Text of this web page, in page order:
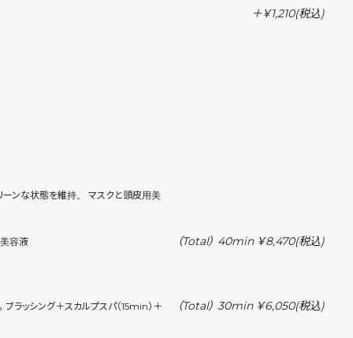
＋￥1,210(税込)
ーンな状態を維持。 マスクと頭皮用美
容液 （Total） 40min ￥8,470(税込)
ラッシング＋スカルプスパ（15min）＋ （Total） 30min ￥6,050(税込)